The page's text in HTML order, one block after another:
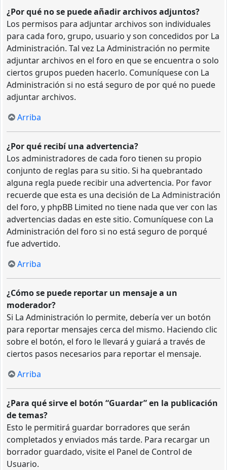
¿Por qué no se puede añadir archivos adjuntos?
Los permisos para adjuntar archivos son individuales
para cada foro, grupo, usuario y son concedidos por La
Administración. Tal vez La Administración no permite
adjuntar archivos en el foro en que se encuentra o solo
ciertos grupos pueden hacerlo. Comuníquese con La
Administración si no está seguro de por qué no puede
adjuntar archivos.
Arriba
¿Por qué recibí una advertencia?
Los administradores de cada foro tienen su propio
conjunto de reglas para su sitio. Si ha quebrantado
alguna regla puede recibir una advertencia. Por favor
recuerde que esta es una decisión de La Administración
del foro, y phpBB Limited no tiene nada que ver con las
advertencias dadas en este sitio. Comuníquese con La
Administración del foro si no está seguro de porqué
fue advertido.
Arriba
¿Cómo se puede reportar un mensaje a un
moderador?
Si La Administración lo permite, debería ver un botón
para reportar mensajes cerca del mismo. Haciendo clic
sobre el botón, el foro le llevará y guiará a través de
ciertos pasos necesarios para reportar el mensaje.
Arriba
¿Para qué sirve el botón “Guardar” en la publicación
de temas?
Esto le permitirá guardar borradores que serán
completados y enviados más tarde. Para recargar un
borrador guardado, visite el Panel de Control de
Usuario.